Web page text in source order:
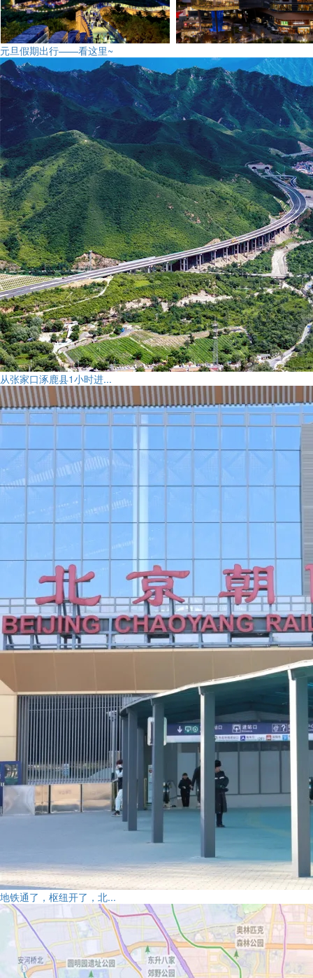
元旦假期出行——看这里~
从张家口涿鹿县1小时进...
地铁通了，枢纽开了，北...